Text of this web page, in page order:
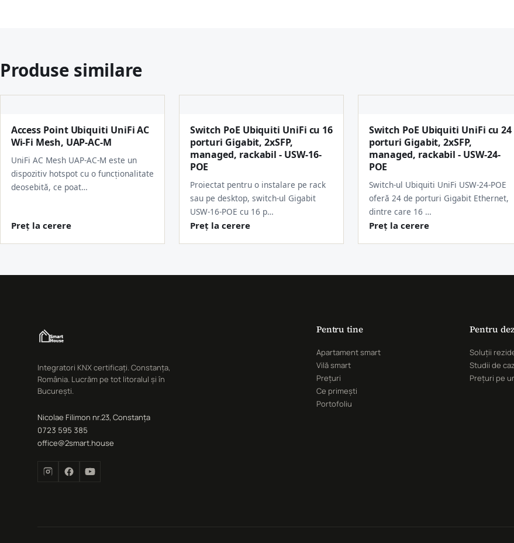
Produse similare
Access Point Ubiquiti UniFi AC
Wi-Fi Mesh, UAP-AC-M
UniFi AC Mesh UAP-AC-M este un
dispozitiv hotspot cu o funcționalitate
deosebită, ce poat…
Preț la cerere
Switch PoE Ubiquiti UniFi cu 16
porturi Gigabit, 2xSFP,
managed, rackabil - USW-16-
POE
Proiectat pentru o instalare pe rack
sau pe desktop, switch-ul Gigabit
USW-16-POE cu 16 p…
Preț la cerere
Switch PoE Ubiquiti UniFi cu 24
porturi Gigabit, 2xSFP,
managed, rackabil - USW-24-
POE
Switch-ul Ubiquiti UniFi USW-24-POE
oferă 24 de porturi Gigabit Ethernet,
dintre care 16 …
Preț la cerere
Integratori KNX certificați. Constanța,
România. Lucrăm pe tot litoralul și în
București.
Nicolae Filimon nr.23, Constanța
0723 595 385
office@2smart.house
Pentru tine
Apartament smart
Vilă smart
Prețuri
Ce primești
Portofoliu
Pentru
Soluții
Studii de caz
Prețuri pe